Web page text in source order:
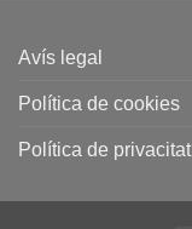
Avís legal
Política de cookies
Política de privacitat